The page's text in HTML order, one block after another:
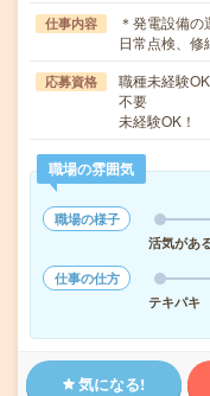
仕事内容
＊発電設備
日常点検、
応募資格
職種未経験
不要
未経験OK！
職場の雰囲気
職場の様子
活気があ
仕事の仕方
テキパキ
気になる!